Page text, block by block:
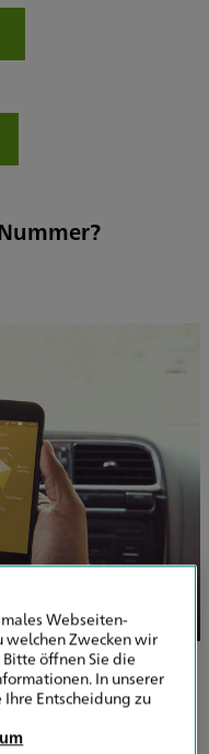
7-stelliger Code,
gültiger Kfz-
Webseiten-
welchen Zwecken wir
öffnen Sie die
In unserer
Entscheidung zu